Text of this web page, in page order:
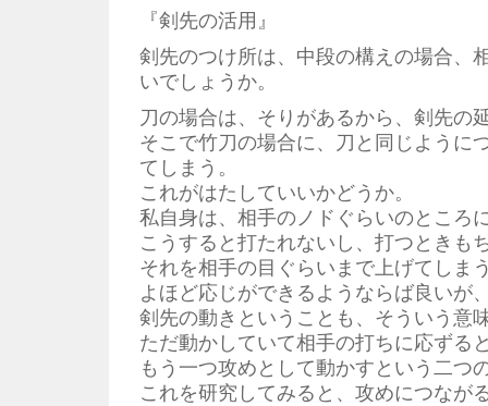
『剣先の活用』
剣先のつけ所は、中段の構えの場合、
いでしょうか。
刀の場合は、そりがあるから、剣先の
そこで竹刀の場合に、刀と同じように
てしまう。
これがはたしていいかどうか。
私自身は、相手のノドぐらいのところ
こうすると打たれないし、打つときも
それを相手の目ぐらいまで上げてしま
よほど応じができるようならば良いが
剣先の動きということも、そういう意
ただ動かしていて相手の打ちに応ずる
もう一つ攻めとして動かすという二つ
これを研究してみると、攻めにつなが